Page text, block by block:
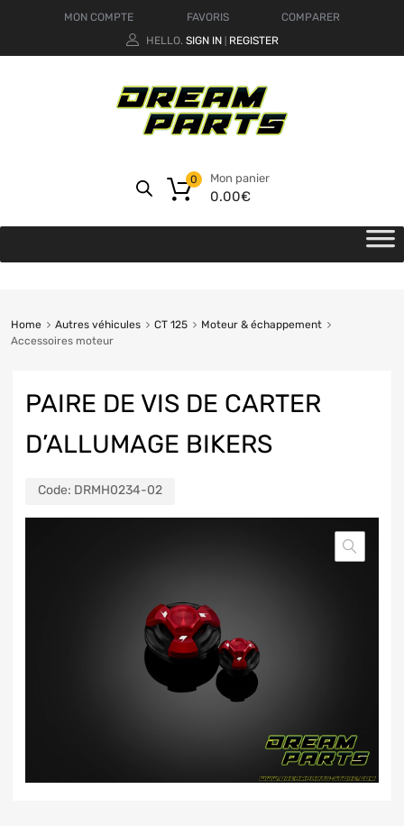
MON COMPTE FAVORIS
COMPARER
HELLO. SIGN IN REGISTER
Mon panier
0.00€
0
Home Autres véhicules CT 125
Moteur & échappement
Accessoires moteur
PAIRE DE VIS DE CARTER
D’ALLUMAGE BIKERS
Code: DRMH0234-02